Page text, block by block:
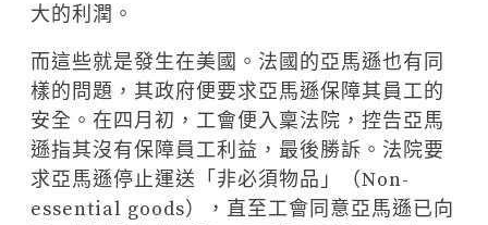
大的利潤。
而這些就是發生在美國。法國的亞馬遜也有同
樣的問題，其政府便要求亞馬遜保障其員工的
安全。在四月初，工會便入稟法院，控告亞馬
遜指其沒有保障員工利益，最後勝訴。法院要
求亞馬遜停止運送「非必須物品」（Non-
essential goods），直至工會同意亞馬遜已向